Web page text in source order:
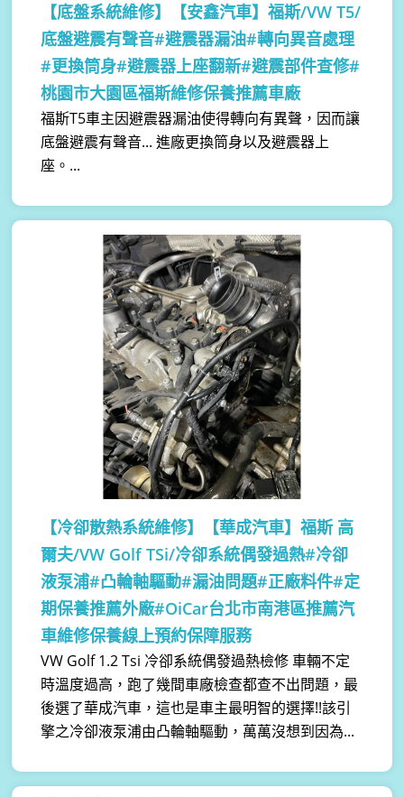
【底盤系統維修】
【安鑫汽車】福斯/VW T5/
底盤避震有聲音#避震器漏油#轉向異音處理
#更換筒身#避震器上座翻新#避震部件查修#
桃園市大園區福斯維修保養推薦車廠
福斯T5車主因避震器漏油使得轉向有異聲，因而讓
底盤避震有聲音... 進廠更換筒身以及避震器上
座。...
【冷卻散熱系統維修】
【華成汽車】福斯 高
爾夫/VW Golf TSi/冷卻系統偶發過熱#冷卻
液泵浦#凸輪軸驅動#漏油問題#正廠料件#定
期保養推薦外廠#OiCar台北市南港區推薦汽
車維修保養線上預約保障服務
VW Golf 1.2 Tsi 冷卻系統偶發過熱檢修 車輛不定
時溫度過高，跑了幾間車廠檢查都查不出問題，最
後選了華成汽車，這也是車主最明智的選擇!!該引
擎之冷卻液泵浦由凸輪軸驅動，萬萬沒想到因為...